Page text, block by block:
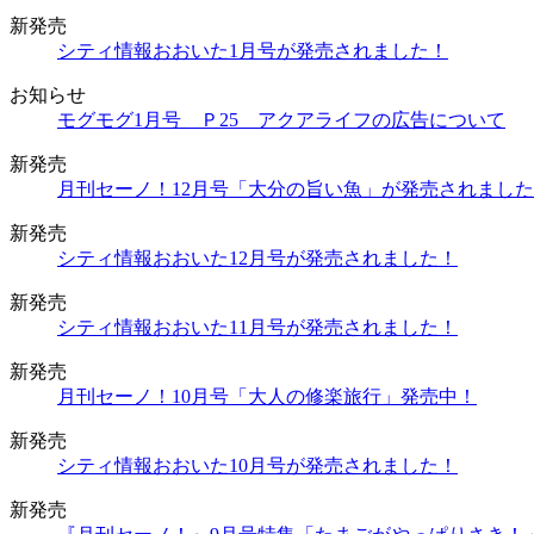
新発売
シティ情報おおいた1月号が発売されました！
お知らせ
モグモグ1月号 Ｐ25 アクアライフの広告について
新発売
月刊セーノ！12月号「大分の旨い魚」が発売されまし
新発売
シティ情報おおいた12月号が発売されました！
新発売
シティ情報おおいた11月号が発売されました！
新発売
月刊セーノ！10月号「大人の修楽旅行」発売中！
新発売
シティ情報おおいた10月号が発売されました！
新発売